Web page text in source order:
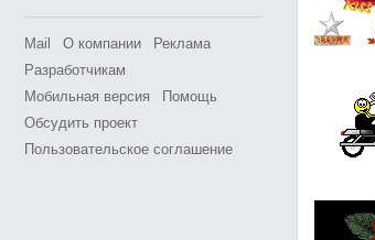
Mail О компании
Реклама
Разработчикам
Мобильная версия
Помощь
Обсудить проект
Пользовательское соглашение